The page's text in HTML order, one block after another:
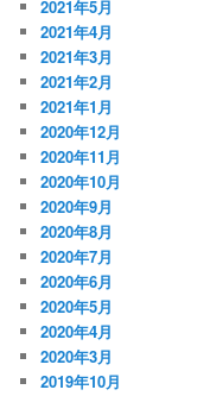
2021年5月
2021年4月
2021年3月
2021年2月
2021年1月
2020年12月
2020年11月
2020年10月
2020年9月
2020年8月
2020年7月
2020年6月
2020年5月
2020年4月
2020年3月
2019年10月